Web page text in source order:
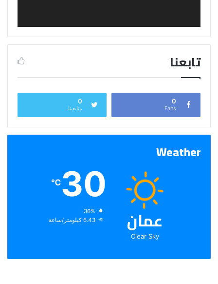
تابعنا
0
Fans
0
متابعينا
Weather
عمان
Clear Sky
30
℃
الرطوبة:
الرياح: